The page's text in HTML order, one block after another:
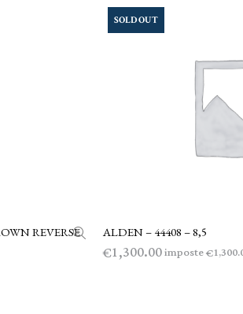
REVERSE
SOLD OUT
LEGGI
ALDEN – 44408 – 8,5
€1,300.00imposte€